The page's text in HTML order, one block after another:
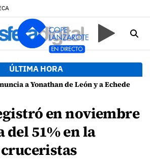
ÚLTIMA HORA
de León y a Echedey Eugenio por presuntas anomalías en contratos festivos
en noviembre
del 51% en la